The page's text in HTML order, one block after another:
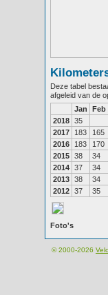
Deze tabel
afgeleid van de
Jan
Feb
2018 35
2017
183 165
2016
183 170
2015 38 34
2014 37 34
2013 38 34
2012 37 35
Foto's
© 2000-2026